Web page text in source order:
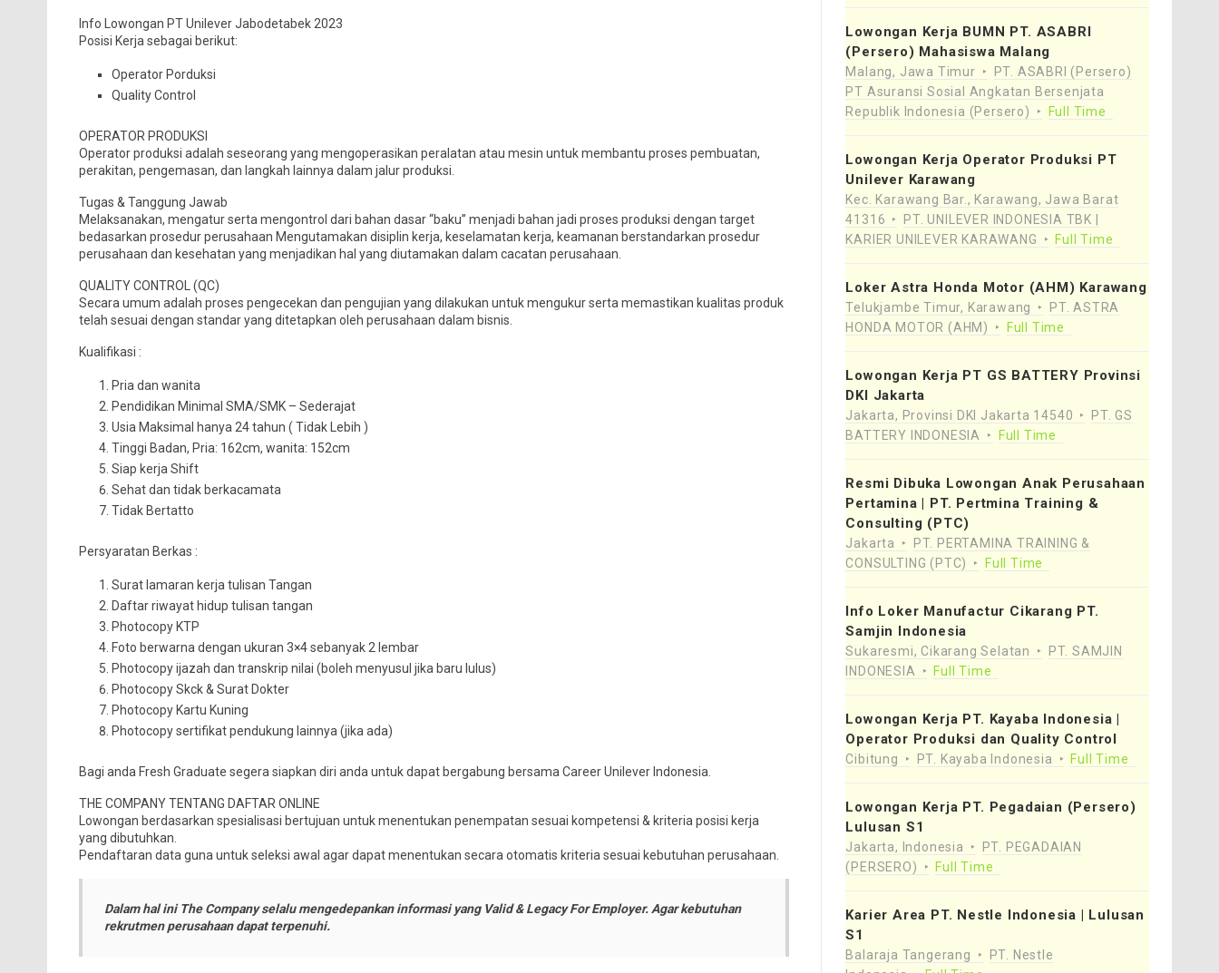
Info Lowongan PT Unilever Jabodetabek 2023
Posisi Kerja sebagai berikut:
Operator Porduksi
Quality Control
OPERATOR PRODUKSI
Operator produksi adalah seseorang yang mengoperasikan peralatan atau mesin untuk membantu proses pembuatan,
perakitan, pengemasan, dan langkah lainnya dalam jalur produksi.
Tugas & Tanggung Jawab
Melaksanakan, mengatur serta mengontrol dari bahan dasar “baku” menjadi bahan jadi proses produksi dengan target
bedasarkan prosedur perusahaan Mengutamakan disiplin kerja, keselamatan kerja, keamanan berstandarkan prosedur
perusahaan dan kesehatan yang menjadikan hal yang diutamakan dalam cacatan perusahaan.
QUALITY CONTROL (QC)
Secara umum adalah proses pengecekan dan pengujian yang dilakukan untuk mengukur serta memastikan kualitas produk
telah sesuai dengan standar yang ditetapkan oleh perusahaan dalam bisnis.
Kualifikasi :
Pria dan wanita
Pendidikan Minimal SMA/SMK – Sederajat
Usia Maksimal hanya 24 tahun ( Tidak Lebih )
Tinggi Badan, Pria: 162cm, wanita: 152cm
Siap kerja Shift
Sehat dan tidak berkacamata
Tidak Bertatto
Persyaratan Berkas :
Surat lamaran kerja tulisan Tangan
Daftar riwayat hidup tulisan tangan
Photocopy KTP
Foto berwarna dengan ukuran 3×4 sebanyak 2 lembar
Photocopy ijazah dan transkrip nilai (boleh menyusul jika baru lulus)
Photocopy Skck & Surat Dokter
Photocopy Kartu Kuning
Photocopy sertifikat pendukung lainnya (jika ada)
Bagi anda Fresh Graduate segera siapkan diri anda untuk dapat bergabung bersama Career Unilever Indonesia.
THE COMPANY TENTANG DAFTAR ONLINE
Lowongan berdasarkan spesialisasi bertujuan untuk menentukan penempatan sesuai kompetensi & kriteria posisi kerja
yang dibutuhkan.
Pendaftaran data guna untuk seleksi awal agar dapat menentukan secara otomatis kriteria sesuai kebutuhan perusahaan.
Dalam hal ini The Company selalu mengedepankan informasi yang Valid & Legacy For Employer. Agar kebutuhan
rekrutmen perusahaan dapat terpenuhi.
Lowongan Kerja BUMN PT. ASABRI
(Persero) Mahasiswa Malang
Malang, Jawa Timur
PT. ASABRI (Persero)
PT Asuransi Sosial Angkatan Bersenjata
Republik Indonesia (Persero)
Full Time
Lowongan Kerja Operator Produksi PT
Unilever Karawang
Kec. Karawang Bar., Karawang, Jawa Barat
41316
PT. UNILEVER INDONESIA TBK |
KARIER UNILEVER KARAWANG
Full Time
Loker Astra Honda Motor (AHM) Karawang
Telukjambe Timur, Karawang
PT. ASTRA
HONDA MOTOR (AHM)
Full Time
Lowongan Kerja PT GS BATTERY Provinsi
DKI Jakarta
Jakarta, Provinsi DKI Jakarta 14540
PT. GS
BATTERY INDONESIA
Full Time
Resmi Dibuka Lowongan Anak Perusahaan
Pertamina | PT. Pertmina Training &
Consulting (PTC)
Jakarta
PT. PERTAMINA TRAINING &
CONSULTING (PTC)
Full Time
Info Loker Manufactur Cikarang PT.
Samjin Indonesia
Sukaresmi, Cikarang Selatan
PT. SAMJIN
INDONESIA
Full Time
Lowongan Kerja PT. Kayaba Indonesia |
Operator Produksi dan Quality Control
Cibitung PT. Kayaba Indonesia Full Time
Lowongan Kerja PT. Pegadaian (Persero)
Lulusan S1
Jakarta, Indonesia
PT. PEGADAIAN
(PERSERO)
Full Time
Karier Area PT. Nestle Indonesia | Lulusan
S1
Balaraja Tangerang
PT. Nestle